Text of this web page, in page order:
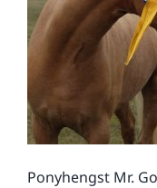
News
Kontakt
Ponyhengst Mr.